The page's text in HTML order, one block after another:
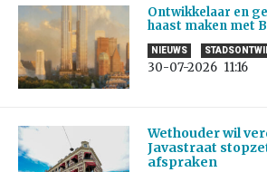
Ontwikkelaar en
haast maken met
NIEUWS
30-07-2026 11:16
Wethouder wil
Javastraat
afspraken